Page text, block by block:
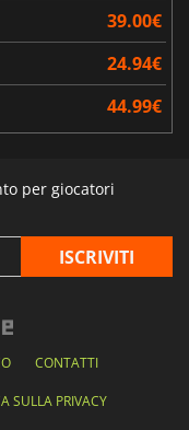
39.00€
24.94€
44.99€
per giocatori
CONTATTI
SULLA PRIVACY